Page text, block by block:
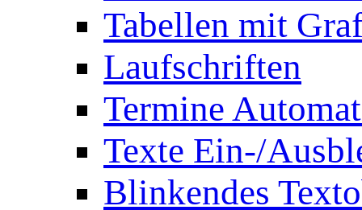
Tabellen mit
Laufschriften
Termine
Texte Ein-/
Blinkendes